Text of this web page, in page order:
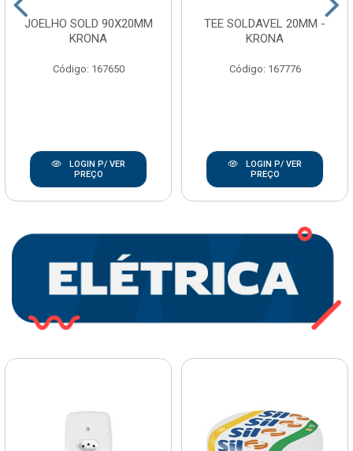
JOELHO SOLD 90X20MM
KRONA
Código: 167650
LOGIN P/ VER
PREÇO
TEE SOLDAVEL 20MM -
KRONA
Código: 167776
LOGIN P/ VER
PREÇO